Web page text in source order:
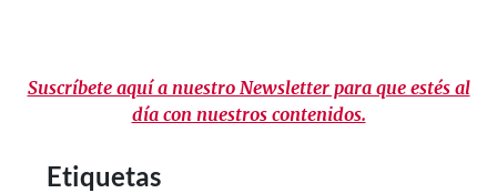
Suscríbete aquí a nuestro Newsletter para que estés al
día con nuestros contenidos.
Etiquetas